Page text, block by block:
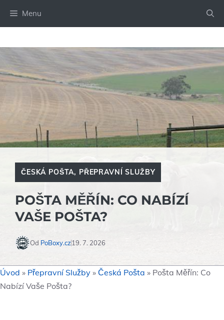
Menu
ČESKÁ POŠTA, PŘEPRAVNÍ SLUŽBY
POŠTA MĚŘÍN: CO NABÍZÍ
VAŠE POŠTA?
Od PoBoxy.cz19. 7. 2026
Úvod » Přepravní Služby » Česká Pošta » Pošta Měřín: Co
Nabízí Vaše Pošta?